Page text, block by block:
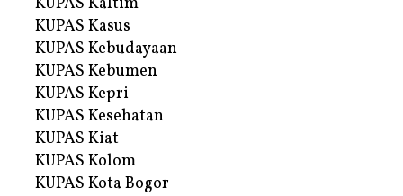
KUPAS Kasus
KUPAS Kebudayaan
KUPAS Kebumen
KUPAS Kepri
KUPAS Kesehatan
KUPAS Kiat
KUPAS Kolom
KUPAS Kota Bogor